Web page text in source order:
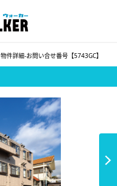
物件詳細-お問い合せ番号【5743GC】